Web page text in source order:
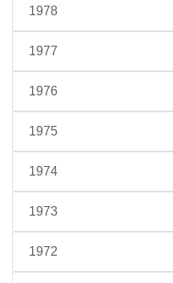
1978
1977
1976
1975
1974
1973
1972